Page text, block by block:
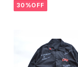
30%OFF